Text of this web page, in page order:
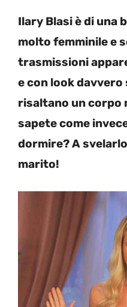
Ilary Blasi è di una
molto femminile e
trasmissioni
e con look
risaltano un corpo
sapete come
dormire? A
marito!